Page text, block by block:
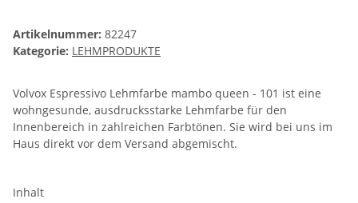
Artikelnummer: 82247
Kategorie: LEHMPRODUKTE
Volvox Espressivo Lehmfarbe mambo queen - 101 ist eine
wohngesunde, ausdrucksstarke Lehmfarbe für den
Innenbereich in zahlreichen Farbtönen. Sie wird bei uns im
Haus direkt vor dem Versand abgemischt.
Inhalt